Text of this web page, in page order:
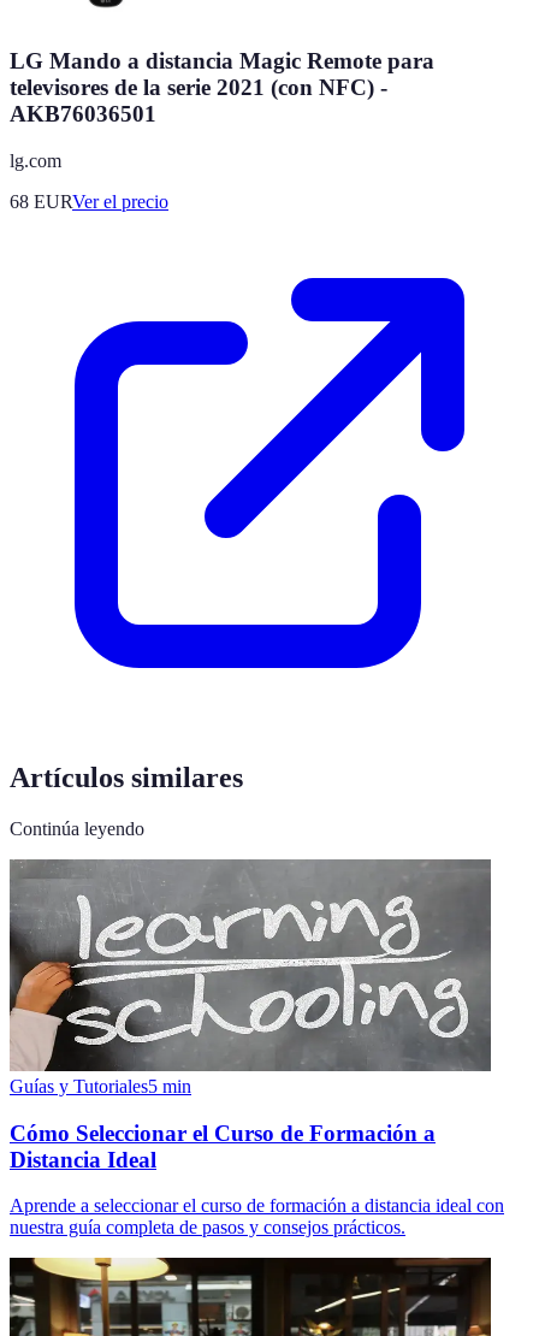
LG Mando a distancia Magic Remote para
televisores de la serie 2021 (con NFC) -
AKB76036501
lg.com
68 EURVer el precio
Artículos similares
Continúa leyendo
Guías y Tutoriales5 min
Cómo Seleccionar el Curso de Formación a
Distancia Ideal
Aprende a seleccionar el curso de formación a distancia ideal con
nuestra guía completa de pasos y consejos prácticos.